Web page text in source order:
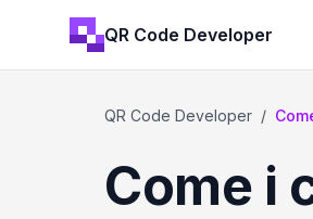
QR Code Developer
QR Code Developer /
Come i